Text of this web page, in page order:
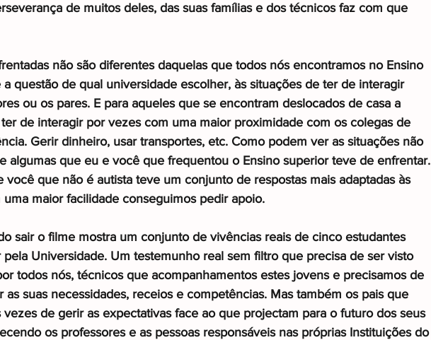
de muitos deles, das suas famílias e dos técnicos faz com que
não são diferentes daquelas que todos nós encontramos no Ensino
questão de qual universidade escolher, às situações de ter de interagir
ou os pares. E para aqueles que se encontram deslocados de casa a
de interagir por vezes com uma maior proximidade com os colegas de
Gerir dinheiro, usar transportes, etc. Como podem ver as situações não
algumas que eu e você que frequentou o Ensino superior teve de enfrentar.
você que não é autista teve um conjunto de respostas mais adaptadas às
maior facilidade conseguimos pedir apoio.
sair o filme mostra um conjunto de vivências reais de cinco estudantes
pela Universidade. Um testemunho real sem filtro que precisa de ser visto
todos nós, técnicos que acompanhamentos estes jovens e precisamos de
as suas necessidades, receios e competências. Mas também os pais que
vezes de gerir as expectativas face ao que projectam para o futuro dos seus
os professores e as pessoas responsáveis nas próprias Instituições do